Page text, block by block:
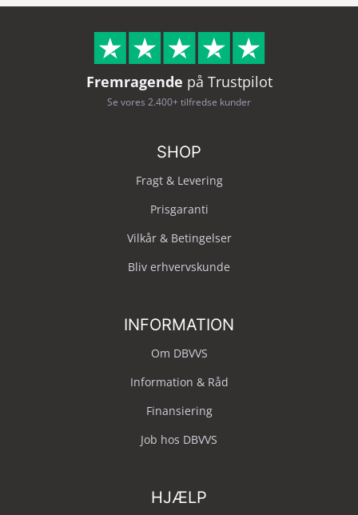
Fremragende på Trustpilot
Se vores 2.400+ tilfredse kunder
SHOP
Fragt & Levering
Prisgaranti
Vilkår & Betingelser
Bliv erhvervskunde
INFORMATION
Om DBVVS
Information & Råd
Finansiering
Job hos DBVVS
HJÆLP